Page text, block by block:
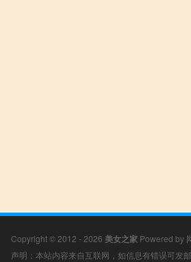
Copyright © 2012 - 2026 美女之家 Powered by
声明：本站内容来自互联网，如信息有错误可发